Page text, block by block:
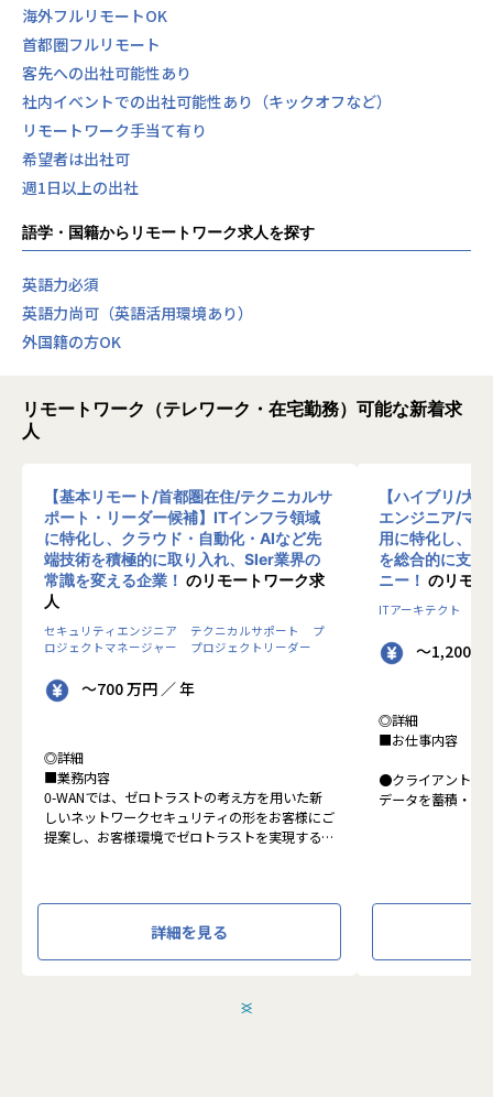
海外フルリモートOK
首都圏フルリモート
客先への出社可能性あり
社内イベントでの出社可能性あり（キックオフなど）
リモートワーク手当て有り
希望者は出社可
週1日以上の出社
語学・国籍からリモートワーク求人を探す
英語力必須
英語力尚可（英語活用環境あり）
外国籍の方OK
リモートワーク（テレワーク・在宅勤務）可能な新着求
人
【基本リモート/首都圏在住/テクニカルサ
ポート・リーダー候補】ITインフラ領域
に特化し、クラウド・自動化・AIなど先
端技術を積極的に取り入れ、SIer業界の
常識を変える企業！ のリモートワーク求
人
セキュリティエンジニア テクニカルサポート
プ
ロジェクトマネージャー
プロジェクトリーダー
～700 万円 ／ 年
◎詳細
■業務内容
0-WANでは、ゼロトラストの考え方を用いた新
しいネットワークセキュリティの形をお客様にご
提案し、お客様環境でゼロトラストを実現するた
本求人で採用する方には、テクニカルサポートや
エンジニアとしての高いスキルに加えて、チャレ
詳細を見る
【ハイブリ/大
エンジニア/マ
用に特化し、
を総合的に支援
ニー！ のリモ
ITアーキテクト
～1,200
◎詳細
■お仕事内容
●クライアントの
データを蓄積・加
って頂きます。
＜
＞